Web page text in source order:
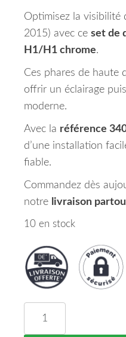
Optimisez la visibilité
2015) avec ce set de
H1/H1 chrome.
Ces phares de haute
offrir un éclairage
moderne.
Avec la référence
d’une installation
fiable.
Commandez dès
notre livraison
10 en stock